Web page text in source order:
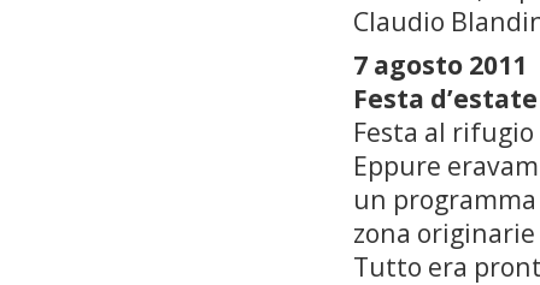
Claudio
7 agosto 2011
Festa
Festa al
Eppure
un
zona
Tutto era